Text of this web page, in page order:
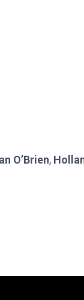
O’Brien,